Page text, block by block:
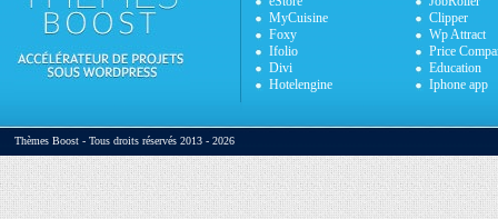
MyCuisine
Clipper
Foxy
Wp Attract
Ifolio
Price
Divi
Education
Hotelengine
Iphone app
Thèmes Boost - Tous droits réservés 2013 - 2026